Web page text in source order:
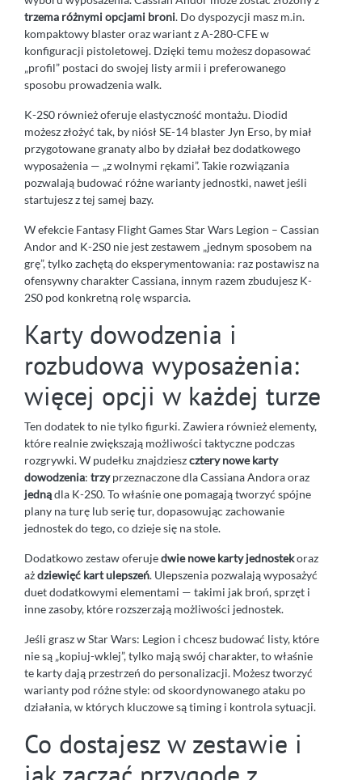
trzema różnymi opcjami broni. Do dyspozycji masz m.in.
kompaktowy blaster oraz wariant z A-280-CFE w
konfiguracji pistoletowej. Dzięki temu możesz dopasować
„profil” postaci do swojej listy armii i preferowanego
sposobu prowadzenia walk.
K-2S0 również oferuje elastyczność montażu. Diodid
możesz złożyć tak, by niósł SE-14 blaster Jyn Erso, by miał
przygotowane granaty albo by działał bez dodatkowego
wyposażenia — „z wolnymi rękami”. Takie rozwiązania
pozwalają budować różne warianty jednostki, nawet jeśli
startujesz z tej samej bazy.
W efekcie Fantasy Flight Games Star Wars Legion – Cassian
Andor and K-2S0 nie jest zestawem „jednym sposobem na
grę”, tylko zachętą do eksperymentowania: raz postawisz na
ofensywny charakter Cassiana, innym razem zbudujesz K-
2S0 pod konkretną rolę wsparcia.
Karty dowodzenia i
rozbudowa wyposażenia:
więcej opcji w każdej turze
Ten dodatek to nie tylko figurki. Zawiera również elementy,
które realnie zwiększają możliwości taktyczne podczas
rozgrywki. W pudełku znajdzieszcztery nowe karty
dowodzenia: trzyprzeznaczone dla Cassiana Andora oraz
jednądla K-2S0. To właśnie one pomagają tworzyć spójne
plany na turę lub serię tur, dopasowując zachowanie
jednostek do tego, co dzieje się na stole.
Dodatkowo zestaw oferujedwie nowe karty jednostekoraz
ażdziewięć kart ulepszeń. Ulepszenia pozwalają wyposażyć
duet dodatkowymi elementami — takimi jak broń, sprzęt i
inne zasoby, które rozszerzają możliwości jednostek.
Jeśli grasz w Star Wars: Legion i chcesz budować listy, które
nie są „kopiuj-wklej”, tylko mają swój charakter, to właśnie
te karty dają przestrzeń do personalizacji. Możesz tworzyć
warianty pod różne style: od skoordynowanego ataku po
działania, w których kluczowe są timing i kontrola sytuacji.
Co dostajesz w zestawie i